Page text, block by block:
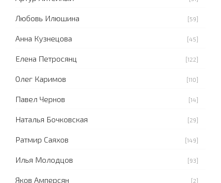
Любовь Илюшина [59]
Анна Кузнецова [45]
Елена Петросянц [122]
Олег Каримов [110]
Павел Чернов [14]
Наталья Бочковская [29]
Ратмир Саяхов [149]
Илья Молодцов [93]
Яков Амперсян [2]